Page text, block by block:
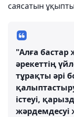
саясатын
"Алға бастар
әрекеттің
тұрақты әрі
істеуі,
жәрдемдесуі